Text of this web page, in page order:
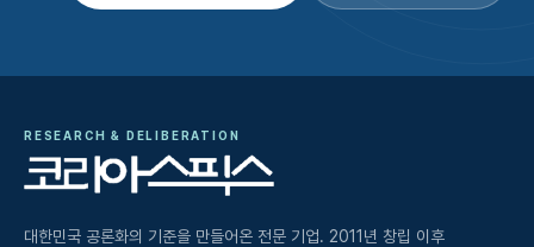
RESEARCH & DELIBERATION
대한민국 공론화의 기준을 만들어온 전문 기업. 2011년 창립 이후